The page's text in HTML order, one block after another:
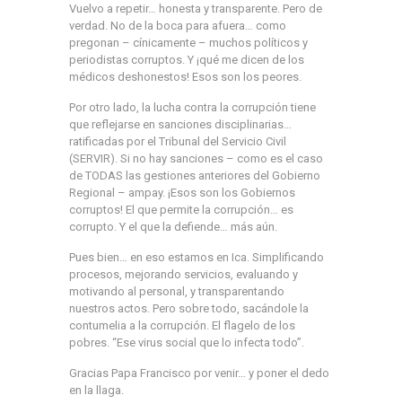
Vuelvo a repetir… honesta y transparente. Pero de
verdad. No de la boca para afuera… como
pregonan – cínicamente – muchos políticos y
periodistas corruptos. Y ¡qué me dicen de los
médicos deshonestos! Esos son los peores.
Por otro lado, la lucha contra la corrupción tiene
que reflejarse en sanciones disciplinarias…
ratificadas por el Tribunal del Servicio Civil
(SERVIR). Si no hay sanciones – como es el caso
de TODAS las gestiones anteriores del Gobierno
Regional – ampay. ¡Esos son los Gobiernos
corruptos! El que permite la corrupción… es
corrupto. Y el que la defiende… más aún.
Pues bien… en eso estamos en Ica. Simplificando
procesos, mejorando servicios, evaluando y
motivando al personal, y transparentando
nuestros actos. Pero sobre todo, sacándole la
contumelia a la corrupción. El flagelo de los
pobres. “Ese virus social que lo infecta todo”.
Gracias Papa Francisco por venir… y poner el dedo
en la llaga.